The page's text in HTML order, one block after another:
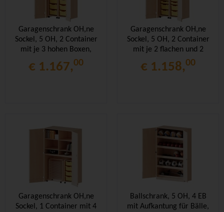
Garagenschrank OH,ne
Sockel, 5 OH, 2 Container
mit je 3 hohen Boxen,
B/H/T 80x190x60cm
€ 1.167,00
Garagenschrank OH,ne
Sockel, 5 OH, 2 Container
mit je 2 flachen und 2
hohen Boxen, B/H/T
80x190x60cm
€ 1.158,00
Garagenschrank OH,ne
Sockel, 1 Container mit 4
Ballschrank, 5 OH, 4 EB
mit Aufkantung für Bälle,